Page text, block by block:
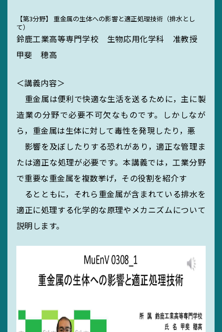
サイトマップ
リンク集
サイト利用規定
実験廃液等
町屋海岸清掃
【第3分野】 重金属の生体への影響と適正処理技術（排水とし
て）
鈴鹿工業高等専門学校 生物応用化学科 准教授
甲斐 穂高
＜講義内容＞
重金属は便利で快適な生活を送るために，主に製
造業の分野で必要不可欠なものです。しかしなが
ら，重金属は生体に対して毒性を発現したり，悪
影響を及ぼしたりする恐れがあり，適正な管理ま
たは適正な処理が必要です。本講義では，工業分野
で重要な重金属を複数挙げ，その役割を紹介す
るとともに，それら重金属が含まれている排水を
適正に処理する化学的な原理やメカニズムについて
説明します。